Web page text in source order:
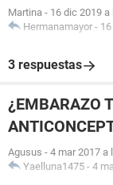
Martina - 16 dic 2019 a
Hermanamayor -
3 respuestas
¿EMBARAZO
Agusus - 4 mar 2017 a
Yaelluna1475 - 4